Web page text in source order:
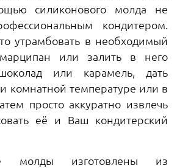
силиконового молда не
кондитером.
утрамбовать в необходимый
или залить в него
или карамель, дать
комнатной температуре или в
просто аккуратно извлечь
её и Ваш кондитерский
молды изготовлены из